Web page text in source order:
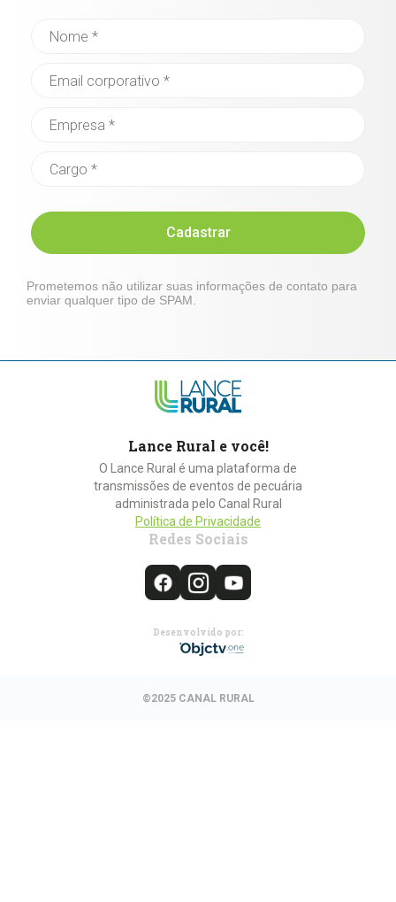
Cadastrar
Prometemos não utilizar suas informações de contato para
enviar qualquer tipo de SPAM.
Lance Rural e você!
O Lance Rural é uma plataforma de
transmissões de eventos de pecuária
administrada pelo Canal Rural
Política de Privacidade
Redes Sociais
Desenvolvido por:
©2025 CANAL RURAL